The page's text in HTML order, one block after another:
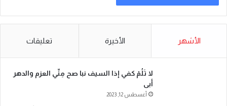
الأشهر الأخيرة تعليقات
لا تَلُمْ كفي إذا السيف نبا صح مِنِّي العزم والدهر
أبى
أغسطس 12, 2023